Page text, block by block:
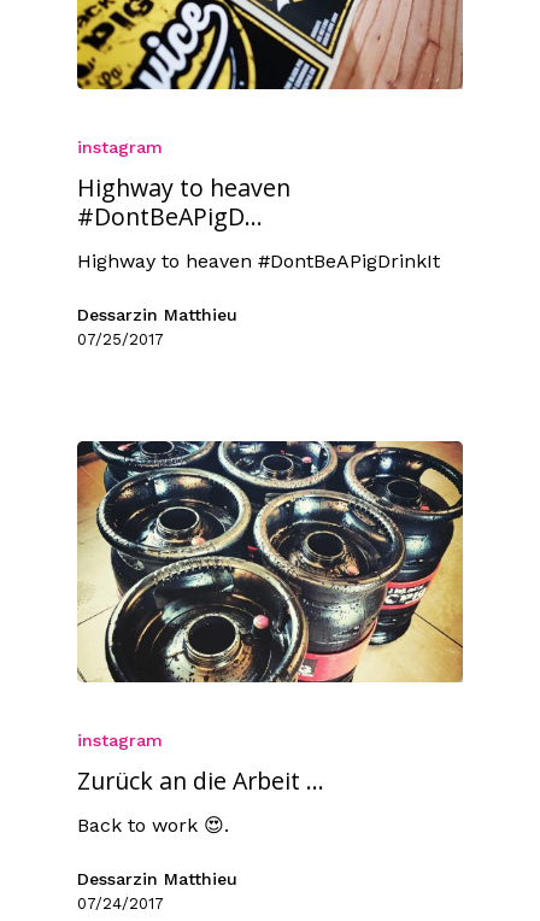
instagram
Highway to heaven
#DontBeAPigD...
Highway to heaven #DontBeAPigDrinkIt
Dessarzin Matthieu
07/25/2017
instagram
Zurück an die Arbeit ...
Back to work 😍.
Dessarzin Matthieu
07/24/2017